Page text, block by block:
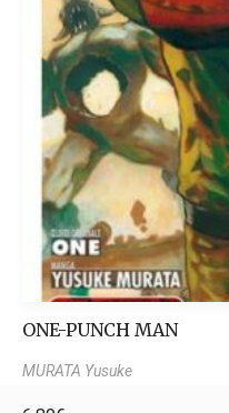
ONE-PUNCH MAN
MURATA Yusuke